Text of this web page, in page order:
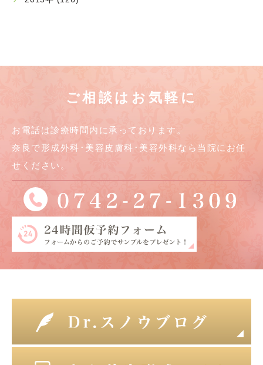
ご相談はお気軽に
お電話は診療時間内に承っております。
奈良で形成外科･美容皮膚科･美容外科なら当院にお任
せください。